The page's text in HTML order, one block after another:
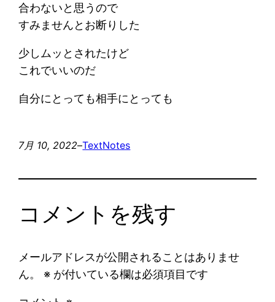
合わないと思うので
すみませんとお断りした
少しムッとされたけど
これでいいのだ
自分にとっても相手にとっても
7月 10, 2022–TextNotes
コメントを残す
メールアドレスが公開されることはありませ
ん。
※ が付いている欄は必須項目です